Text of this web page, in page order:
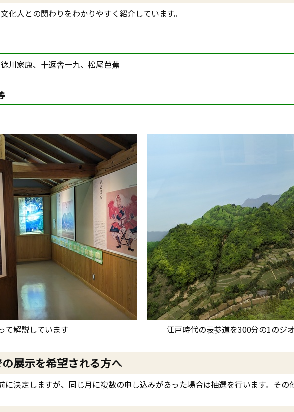
化人との関わりをわかりやすく紹介しています。
川家康、十返舎一九、松尾芭蕉
て解説しています 江戸時代の表参道を300分の1のジ
展示を希望される方へ
決定しますが、同じ月に複数の申し込みがあった場合は抽選を行います。その